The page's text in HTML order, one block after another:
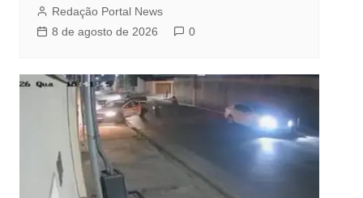
Redação Portal News
8 de agosto de 2026
0